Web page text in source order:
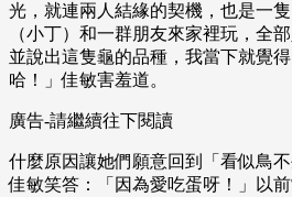
光，就連兩人結緣的契機，也是一
（小丁）和一群朋友來家裡玩，全
並說出這隻龜的品種，我當下就覺
哈！」佳敏害羞道。
廣告-請繼續往下閱讀
什麼原因讓她們願意回到「看似鳥
佳敏笑答：「因為愛吃蛋呀！」以